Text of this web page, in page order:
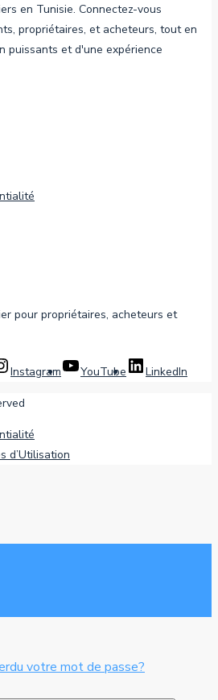
en Tunisie. Connectez-vous
propriétaires, et acheteurs, tout en
puissants et d'une expérience
pour propriétaires, acheteurs et
Instagram YouTube LinkedIn
d’Utilisation
votre mot de passe?